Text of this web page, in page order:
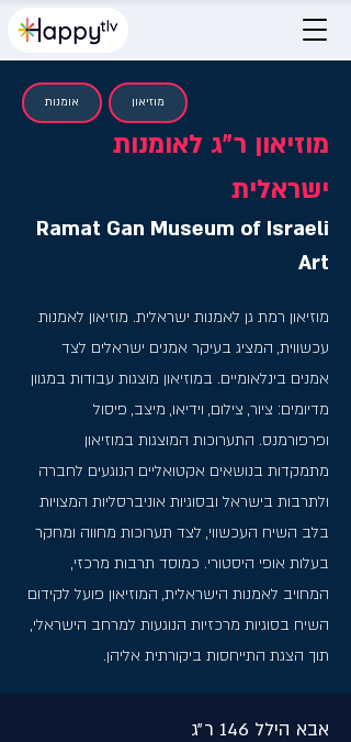
אומנות מוזיאון
מוזיאון ר״ג לאומנות
ישראלית
Ramat Gan Museum of Israeli
Art
מוזיאון רמת גן לאמנות ישראלית. מוזיאון לאמנות
עכשווית, המציג בעיקר אמנים ישראלים לצד
אמנים בינלאומיים. במוזיאון מוצגות עבודות במגוון
מדיומים: ציור, צילום, וידיאו, מיצב, פיסול
ופרפורמנס. התערוכות המוצגות במוזיאון
מתמקדות בנושאים אקטואליים הנוגעים לחברה
ולתרבות בישראל ובסוגיות אוניברסליות המצויות
בלב השיח העכשווי, לצד תערוכות מחווה ומחקר
בעלות אופי היסטורי. כמוסד תרבות מרכזי,
המחויב לאמנות הישראלית, המוזיאון פועל לקידום
השיח בסוגיות מרכזיות הנוגעות למרחב הישראלי,
תוך הצגת התייחסות ביקורתית אליהן.
אבא הילל 146 ר״ג